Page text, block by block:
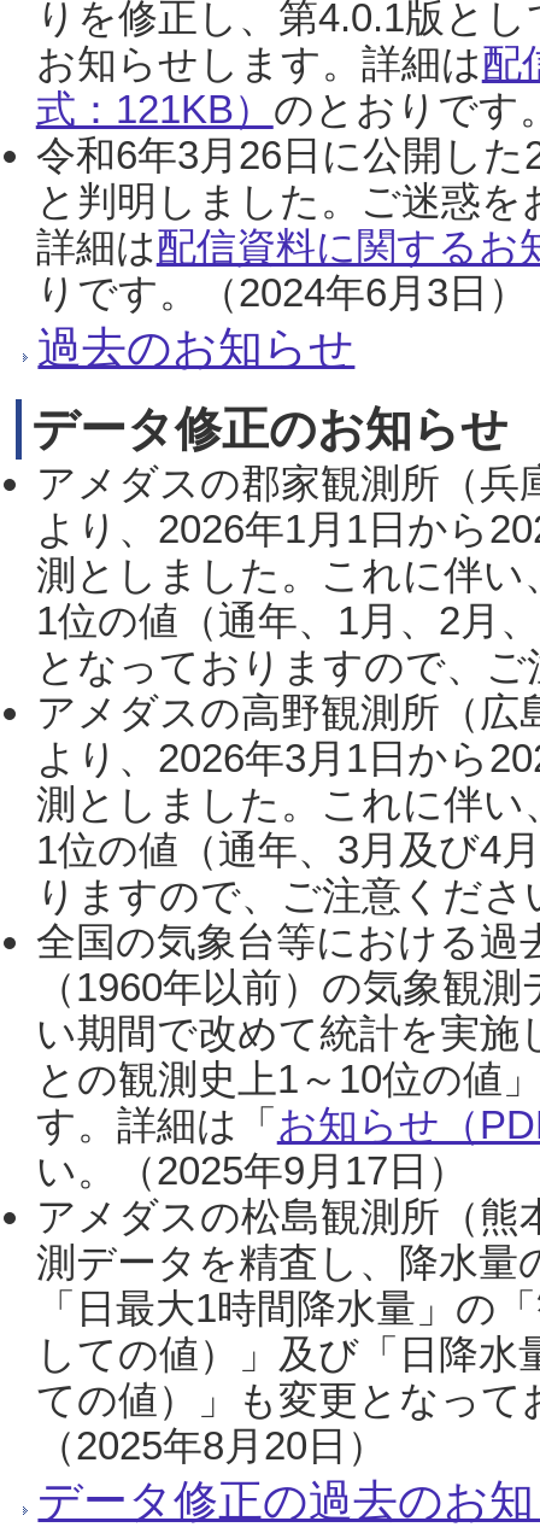
りを修正し、第4.0.1版と
お知らせします。詳細は配
式：121KB） のとおりです
令和6年3月26日に公開し
と判明しました。ご迷惑
詳細は配信資料に関するお
りです。（2024年6月3日）
過去のお知らせ
データ修正のお知らせ
アメダスの郡家観測所（
より、2026年1月1日から
測としました。これに伴い
1位の値（通年、1月、2月
となっておりますので、
アメダスの高野観測所（
より、2026年3月1日から
測としました。これに伴い
1位の値（通年、3月及び4
りますので、ご注意くだ
全国の気象台等における過
（1960年以前）の気象観
い期間で改めて統計を実
との観測史上1～10位の値
す。詳細は「 お知らせ（
い。（2025年9月17日）
アメダスの松島観測所（熊
測データを精査し、降水
「日最大1時間降水量」の
しての値）」及び「日降
ての値）」も変更となっ
（2025年8月20日）
データ修正の過去のお